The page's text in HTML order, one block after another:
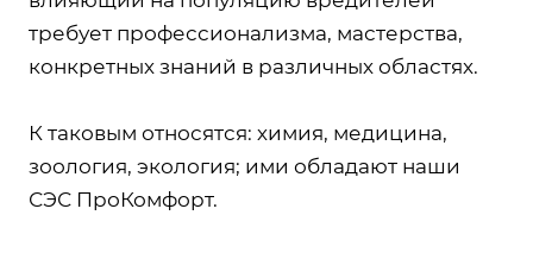
требует профессионализма, мастерства,
конкретных знаний в различных областях.
К таковым относятся: химия, медицина,
зоология, экология; ими обладают наши
СЭС ПроКомфорт.